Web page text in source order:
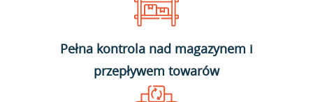
Pełna kontrola nad magazynem i
przepływem towarów